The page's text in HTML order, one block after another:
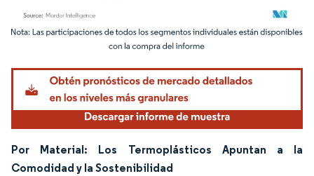
Imagen © Mordor Intelligence. El uso requiere atribución según CC BY 4.0.
Por Material: Los Termoplásticos Apuntan a la
Comodidad y la Sostenibilidad